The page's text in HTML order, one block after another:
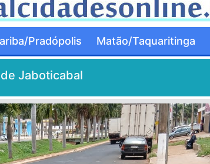
Pradópolis Matão/Taquaritinga
Jaboticabal